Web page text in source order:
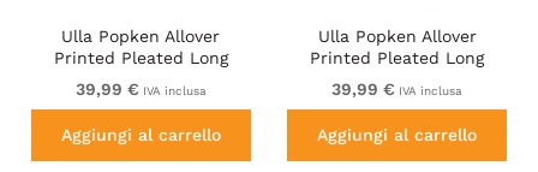
Ulla Popken Allover
Printed Pleated Long
Sleeve Tee Dark Blue
39,99 € IVA inclusa
Aggiungi al carrello
Ulla Popken Allover
Printed Pleated Long
Sleeve Tee Lavender
39,99 € IVA inclusa
Aggiungi al carrello